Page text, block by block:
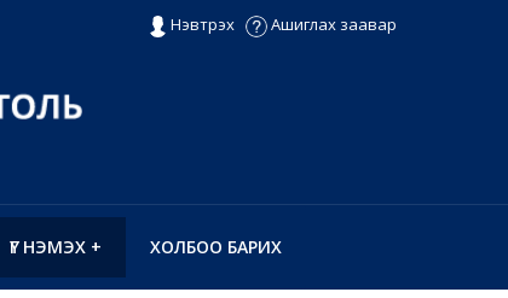
Нэвтрэх Ашиглах заавар
ХОЛБОО БАРИХ
ҮГ НЭМЭХ +